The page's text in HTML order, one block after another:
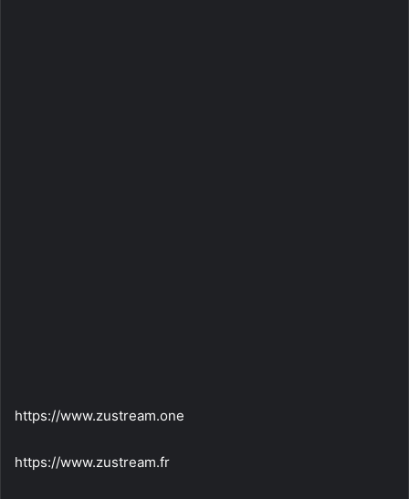
https://www.zustream.one
https://www.zustream.fr